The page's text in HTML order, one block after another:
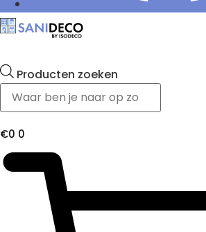
Producten zoeken
€0 0